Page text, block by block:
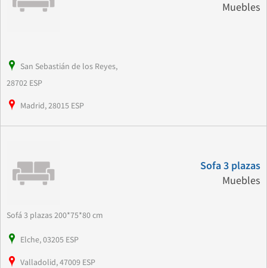
Muebles
San Sebastián de los Reyes,
28702 ESP
Madrid, 28015 ESP
Sofa 3 plazas
Muebles
Sofá 3 plazas 200*75*80 cm
Elche, 03205 ESP
Valladolid, 47009 ESP